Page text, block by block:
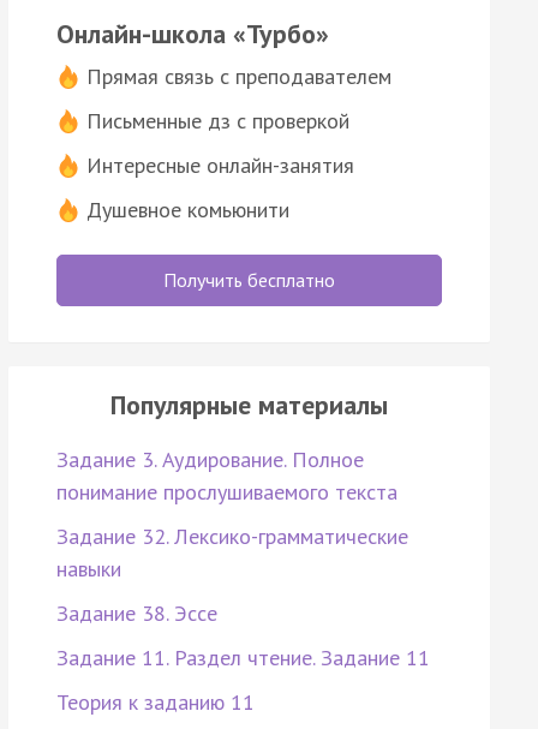
Онлайн-школа «Турбо»
Прямая связь с преподавателем
Письменные дз с проверкой
Интересные онлайн-занятия
Душевное комьюнити
Получить бесплатно
Популярные материалы
Задание 3. Аудирование. Полное
понимание прослушиваемого текста
Задание 32. Лексико-грамматические
навыки
Задание 38. Эссе
Задание 11. Раздел чтение. Задание 11
Теория к заданию 11